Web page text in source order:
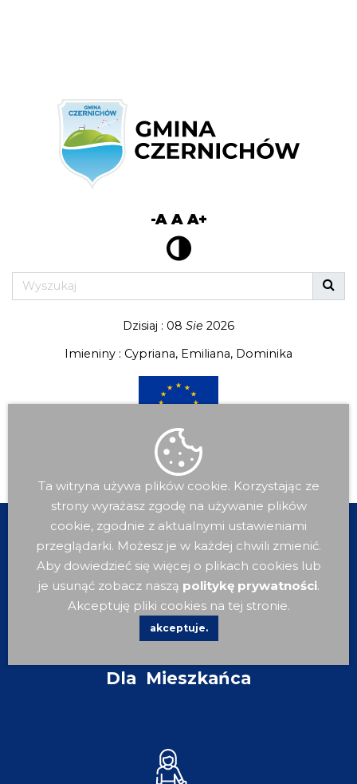
-AAA+
Dzisiaj : 08 Sie 2026
Imieniny : Cypriana, Emiliana, Dominika
Dla Mieszkańca
Ta witryna używa plików cookie. Korzystając ze
strony wyrażasz zgodę na używanie plików
cookie, zgodnie z aktualnymi ustawieniami
przeglądarki. Możesz je w każdej chwili zmienić.
Aby dowiedzieć się więcej o plikach cookies lub
je usunąć zobacz naszą politykę prywatności.
Akceptuję pliki cookies na tej stronie.
akceptuje.